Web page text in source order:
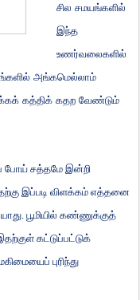
சில சமயங்களில்
இந்த
உணர்வலைகளில்
அங்கமெல்லாம்
கத்திக் கதற வேண்டும்
போய் சத்தமே இன்றி
இப்படி விளக்கம் எத்தனை
பூமியில் கண்ணுக்குத்
கட்டுப்பட்டுக்
புரிந்து